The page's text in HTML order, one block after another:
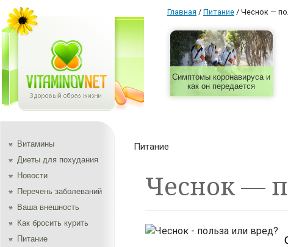
Главная / Питание / Чеснок —
Симптомы коронавируса и
как он передается
Витамины
Диеты для похудания
Новости
Перечень заболеваний
Ваша внешность
Как бросить курить
Питание
Питание
Чеснок —